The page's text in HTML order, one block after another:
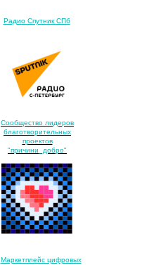
Маркетплейс цифровых
Сообщество лидеров
благотворительных
проектов
"причини_добро"
Радио Спутник СПб